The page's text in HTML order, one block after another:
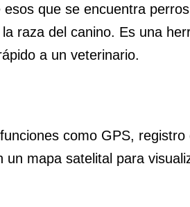
que se encuentra
raza del canino. Es una
a un veterinario.
como GPS,
mapa satelital para